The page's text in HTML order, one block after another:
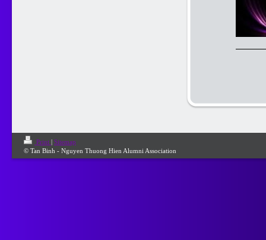
Print
Sitemap
© Tan Binh - Nguyen Thuong Hien Alumni Association